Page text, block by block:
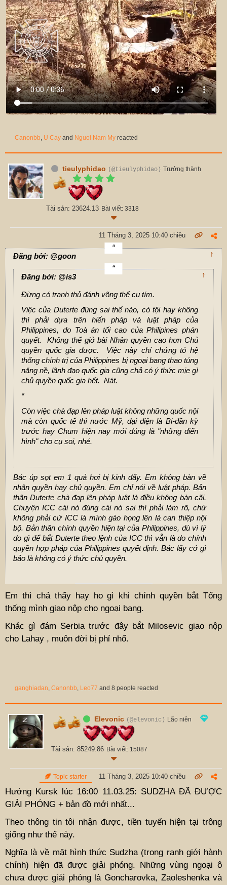
Canonbb, U Cay and Nguoi Nam My reacted
tieulyphidao (@tieulyphidao) Trưởng thành
Tài sản: 23624.13 Bài viết: 3318
11 Tháng 3, 2025 10:40 chiều
Đăng bởi: @goon ↑
Đăng bởi: @is3 ↑
Đừng có tranh thủ đánh võng thế cụ tím.
Việc của Duterte đúng sai thế nào, có tội hay không
thì phải dựa trên hiến pháp và luật pháp của
Philippines, do Toà án tối cao của Philipines phán
quyết. Không thể giở bài Nhân quyền cao hơn Chủ
quyền quốc gia được. Việc này chỉ chứng tỏ hệ
thống chính trị của Philippines bị ngoại bang thao túng
nặng nề, lãnh đạo quốc gia cũng chả có ý thức mịe gì
chủ quyền quốc gia hết. Nát.
*
Còn việc chà đạp lên pháp luật không những quốc nội
mà còn quốc tế thì nước Mỹ, đại diện là Bi-đần kỳ
trước hay Chum hiện nay mới đúng là "những điển
hình" cho cụ soi, nhé.
Bác úp sọt em 1 quả hơi bị kinh đấy. Em không bàn về
nhân quyền hay chủ quyền. Em chỉ nói về luật pháp. Bản
thân Duterte chà đạp lên pháp luật là điều không bàn cãi.
Chuyện ICC cái nó đúng cái nó sai thì phải làm rõ, chứ
không phải cứ ICC là mình gào họng lên là can thiệp nội
bộ. Bản thân chính quyền hiện tại của Philippines, dù vì lý
do gì để bắt Duterte theo lệnh của ICC thì vẫn là do chính
quyền hợp pháp của Philippines quyết định. Bác lấy cớ gì
bảo là không có ý thức chủ quyền.
Em thì chả thấy hay ho gì khi chính quyền bắt Tổng
thống mình giao nộp cho ngoại bang.
Khác gì đám Serbia trước đây bắt Milosevic giao nộp
cho Lahay , muôn đời bị phỉ nhổ.
ganghiadan, Canonbb, Leo77 and 8 people reacted
Elevonic (@elevonic) Lão niên
Tài sản: 85249.86 Bài viết: 15087
Topic starter 11 Tháng 3, 2025 10:40 chiều
Hướng Kursk lúc 16:00 11.03.25: SUDZHA ĐÃ ĐƯỢC
GIẢI PHÓNG + bản đồ mới nhất...
Theo thông tin tôi nhận được, tiền tuyến hiện tại trông
giống như thế này.
Nghĩa là về mặt hình thức Sudzha (trong ranh giới hành
chính) hiện đã được giải phóng. Những vùng ngoại ô
chưa được giải phóng là Goncharovka, Zaoleshenka và